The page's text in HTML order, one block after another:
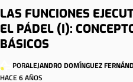
LAS FUNCIONES
EL PÁDEL (I):
BÁSICOS
PORALEJANDRO DOMÍNGUEZ
HACE 6 AÑOS